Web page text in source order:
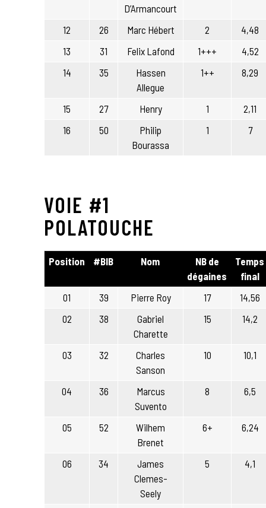
D’Armancourt
12 26 Marc Hébert 2
4,48
13
31 Felix Lafond 1+++
4,52
14
35
Hassen
Allegue
1++ 8,29
15 27 Henry 1
2,11
16
50
Philip
Bourassa
1 7
VOIE #1
POLATOUCHE
Position #BIB Nom
NB de
dégaines
Temps
final
01
39 Pierre Roy 17
14,56
02
38
Gabriel
Charette
15 14,2
03 32
Charles
Sanson
10 10,1
04 36
Marcus
Suvento
8 6,5
05 52
Wilhem
Brenet
6+ 6,24
06 34
James
Clemes-
Seely
5 4,1